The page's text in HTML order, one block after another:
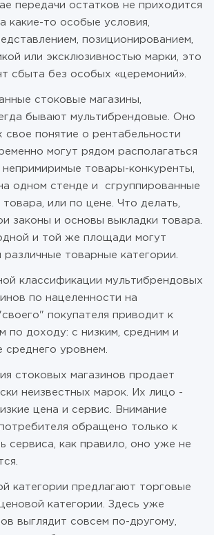
передачи остатков не приходится
какие-то особые условия,
позиционированием,
или эксклюзивностью марки, это
сбыта без особых «церемоний».
стоковые магазины,
бывают мультибрендовые. Оно
свое понятие о рентабельности
могут рядом располагаться
товары-конкуренты,
одном стенде и сгруппированные
или по цене. Что делать,
законы и основы выкладки товара.
и той же площади могут
различные товарные категории.
классификации мультибрендовых
по нацеленности на
покупателя приводит к
по доходу: с низким, средним и
среднего уровнем.
стоковых магазинов продает
неизвестных марок. Их лицо -
цена и сервис. Внимание
обращено только к
сервиса, как правило, оно уже не
категории предлагают торговые
категории. Здесь уже
выглядит совсем по-другому,